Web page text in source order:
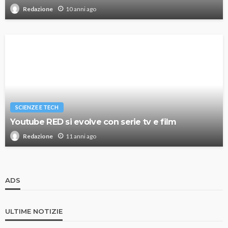
Redazione 10 anni ago
SCIENZE E TECH
Youtube RED si evolve con serie tv e film
Redazione 11 anni ago
ADS
ULTIME NOTIZIE